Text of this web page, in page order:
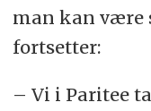
man kan være
fortsetter:
– Vi i Paritee